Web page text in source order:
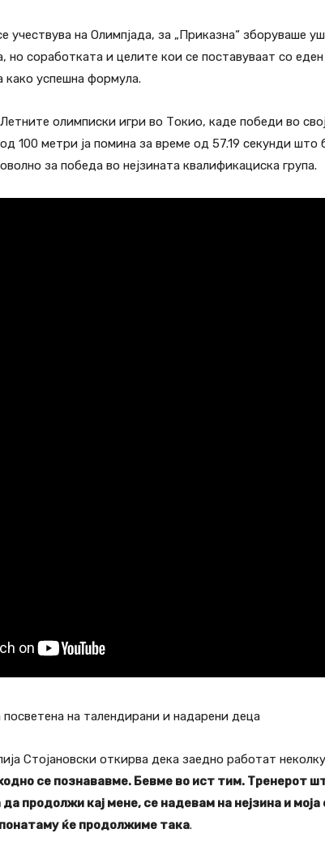
учествува на Олимпјада, за „Приказна“ зборуваше
но соработката и целите кои се поставуваат со
како успешна формула.
олимписки игри во Токио, каде победи во
100 метри ја помина за време од 57.19 секунди
за победа во нејзината квалификациска група.
на талендирани и надарени деца
Стојановски откирва дека заедно работат
се познававме. Бевме во ист тим. Тренерот
продолжи кај мене, се надевам на нејзина и
ќе продолжиме така.